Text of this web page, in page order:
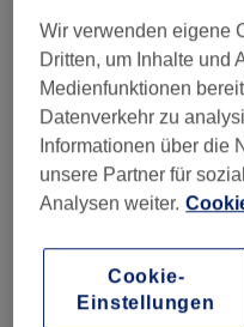
Augenbrauen nach
10 Min.
20 Min.
Augenbrauen Design
15 Min.
Schnellansicht
Montag
Wir verwenden eigene
Dritten, um Inhalte und
Medienfunktionen
Datenverkehr zu
Informationen über die
unsere Partner für
Analysen weiter.
Cookie-
Einstellungen